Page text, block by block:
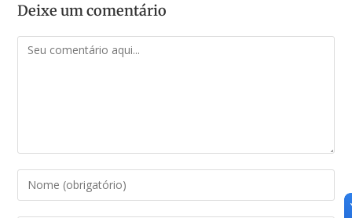
Deixe um comentário